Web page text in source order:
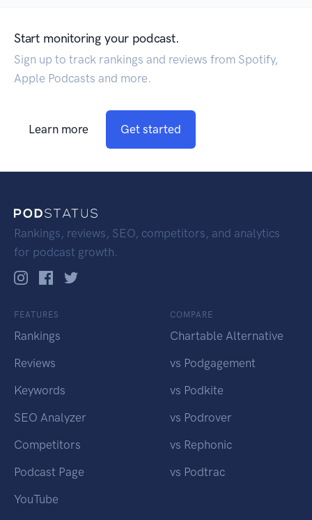
Start monitoring your podcast.
Sign up to track rankings and reviews from Spotify,
Apple Podcasts and more.
Learn more Get started
Rankings, reviews, SEO, competitors, and analytics
for podcast growth.
FEATURES
Rankings
Reviews
Keywords
SEO Analyzer
Competitors
Podcast Page
YouTube
COMPARE
Chartable Alternative
vs Podgagement
vs Podkite
vs Podrover
vs Rephonic
vs Podtrac